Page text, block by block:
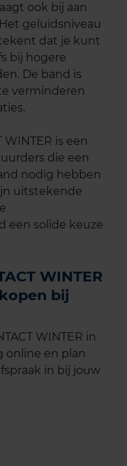
ook bij aan
geluidsniveau
dat je kunt
bij hogere
De band is
verminderen
WINTER is een
die een
nodig hebben
uitstekende
een solide keuze
WINTER
bij
WINTER in
online en plan
in bij jouw